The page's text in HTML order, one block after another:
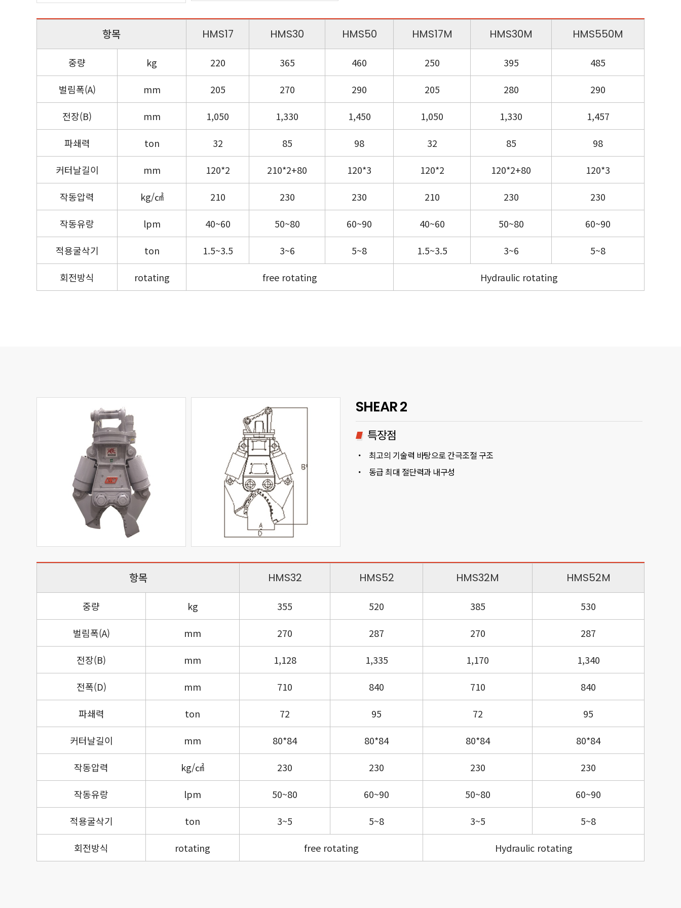
항목 HMS17 HMS30 HMS50 HMS17M HMS30M HMS550M
중량 kg 220 365 460 250 395 485
벌림폭(A) mm 205 270 290 205 280 290
전장(B) mm 1,050 1,330 1,450 1,050 1,330 1,457
파쇄력 ton 32 85 98 32 85 98
커터날길이 mm 120*2 210*2+80 120*3 120*2 120*2+80 120*3
작동압력 kg/㎠ 210 230 230 210 230 230
작동유랑 lpm 40~60 50~80 60~90 40~60 50~80 60~90
적용굴삭기 ton 1.5~3.5 3~6 5~8 1.5~3.5 3~6 5~8
회전방식 rotating free rotating Hydraulic rotating
SHEAR 2
특장점
・
최고의 기술력 바탕으로 간극조절 구조
・
동급 최대 절단력과 내구성
항목 HMS32 HMS52 HMS32M HMS52M
중량 kg 355 520 385 530
벌림폭(A) mm 270 287 270 287
전장(B) mm 1,128 1,335 1,170 1,340
전폭(D) mm 710 840 710 840
파쇄력 ton 72 95 72 95
커터날길이 mm 80*84 80*84 80*84 80*84
작동압력 kg/㎠ 230 230 230 230
작동유랑 lpm 50~80 60~90 50~80 60~90
적용굴삭기 ton 3~5 5~8 3~5 5~8
회전방식 rotating free rotating Hydraulic rotating